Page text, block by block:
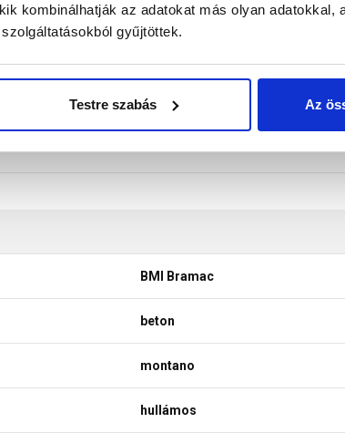
kombinálhatják az adatokat más olyan adatokkal,
gyűjtöttek.
Testre szabás Az
nem tükrözik 100%-ban a valóságot, a
BMI Bramac
beton
montano
hullámos